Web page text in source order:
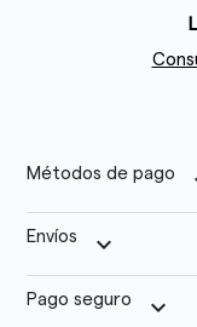
Métodos de pago
Envíos keyboard_arrow_down
Pago seguro keyboard_arrow_down